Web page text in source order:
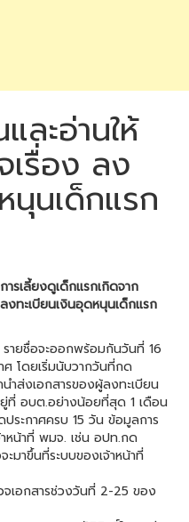
ละอ่านให้
เรื่อง ลง
นุนเด็กแรก
รเลี้ยงดูเด็กแรกเกิดจาก
งทะเบียนเงินอุดหนุนเด็กแรก
รายชื่อจะออกพร้อมกันวันที่ 16
โดยเริ่มนับวากวันที่กด
ำส่งเอกสารของผู้ลงทะเบียน
ยู่ที่ อบต.อย่างน้อยที่สุด 1 เดือน
ระกาศครบ 15 วัน ข้อมูลการ
าหน้าที่ พมจ. เช่น อปท.กด
มาขึ้นที่ระบบของเจ้าหน้าที่
จเอกสารช่วงวันที่ 2-25 ของ